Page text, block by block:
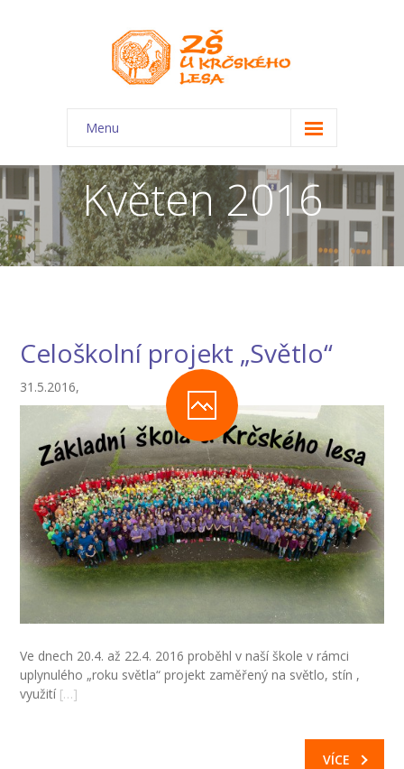
Menu
O škole
-- Charakteristika školy
-- Plán školního roku
-- Úřední deska
-- Virtuální prohlídka
-- Inspekční zpráva
Pedagogický sbor
-- Vedení školy
-- Třídní učitelé
-- Netřídní učitelé
-- Vychovatelé
-- Školní poradenské pracoviště
Květen 2016
Celoškolní projekt „Světlo“
31.5.2016,
Ve dnech 20.4. až 22.4. 2016 proběhl v naší škole v rámci
uplynulého „roku světla“ projekt zaměřený na světlo, stín ,
využití […]
VÍCE